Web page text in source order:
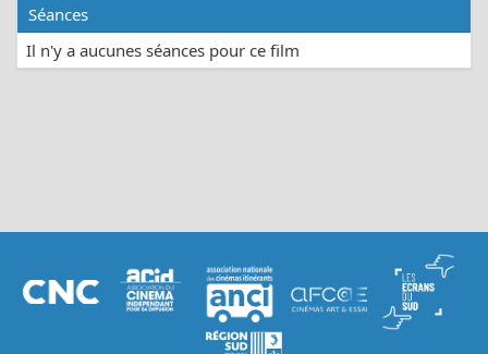
Séances
Il n'y a aucunes séances pour ce film